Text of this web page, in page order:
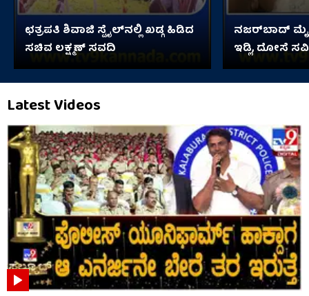
ಛತ್ರಪತಿ ಶಿವಾಜಿ ಸ್ಟೈಲ್​ನಲ್ಲಿ ಖಡ್ಗ ಹಿಡಿದ
ಸಚಿವ ಲಕ್ಷ್ಮಣ್ ಸವದಿ
ನಜರ್‌ಬಾದ್
ಇಡ್ಲಿ, ದೋಸೆ
Latest Videos